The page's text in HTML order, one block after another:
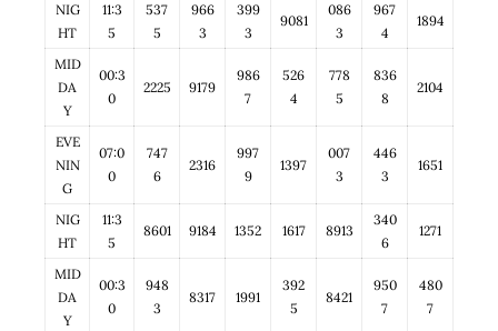
NIG
HT
11:3
5
537
5
966
3
399
3
9081
086
3
967
4
1894
MID
DA
Y
00:3
0
2225 9179
986
7
526
4
778
5
836
8
2104
EVE
NIN
G
07:0
0
747
6
2316
997
9
1397
007
3
446
3
1651
NIG
HT
11:3
5
8601 9184 1352 1617 8913
340
6
1271
MID
DA
Y
00:3
0
948
3
8317 1991
392
5
8421
950
7
480
7